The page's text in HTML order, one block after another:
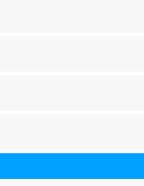
за 1₽
течение 7 дней.
за 1₽